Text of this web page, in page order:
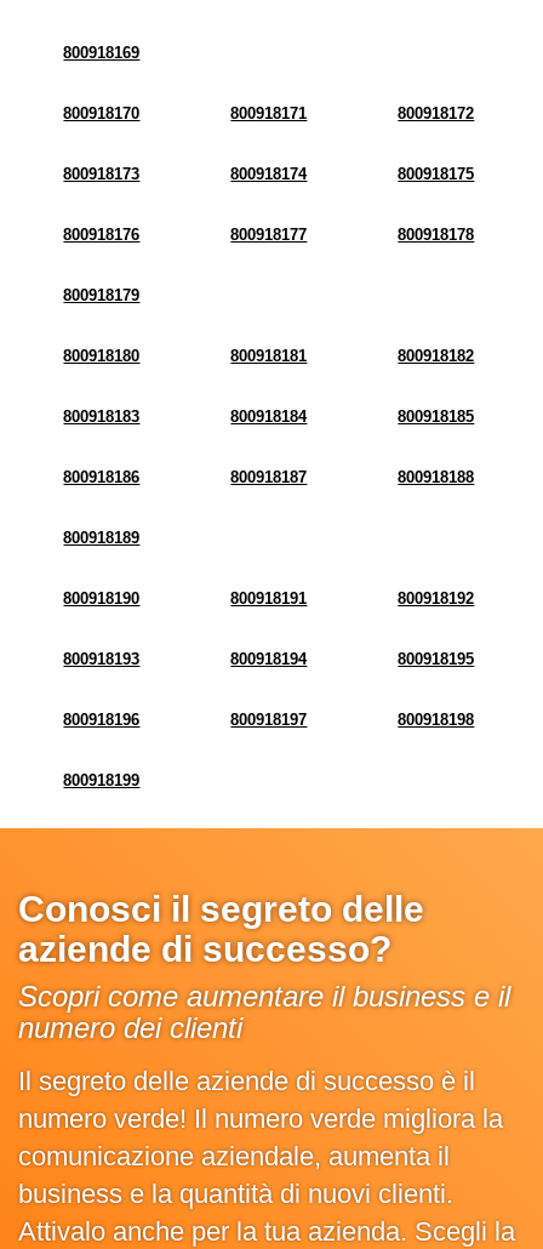
800918169
800918170 800918171 800918172
800918173 800918174 800918175
800918176 800918177 800918178
800918179
800918180 800918181 800918182
800918183 800918184 800918185
800918186 800918187 800918188
800918189
800918190 800918191 800918192
800918193 800918194 800918195
800918196 800918197 800918198
800918199
Conosci il segreto delle
aziende di successo?
Scopri come aumentare il business e il
numero dei clienti
Il segreto delle aziende di successo è il
numero verde! Il numero verde migliora la
comunicazione aziendale, aumenta il
business e la quantità di nuovi clienti.
Attivalo anche per la tua azienda. Scegli la